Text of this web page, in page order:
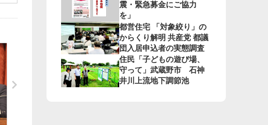
震・緊急募金にご協力
を」
都営住宅 「対象絞り」の
からくり解明 共産党 都議
団入居申込者の実態調査
住民「子どもの遊び場、
守って」武蔵野市 石神
井川上流地下調節池